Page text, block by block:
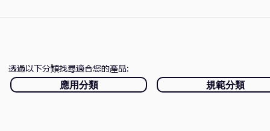
透過以下分類找尋適合您的產品:
應用分類 規範分類